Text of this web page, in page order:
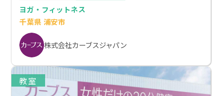
ヨガ・フィットネス
千葉県 浦安市
株式会社カーブスジャパン
教室